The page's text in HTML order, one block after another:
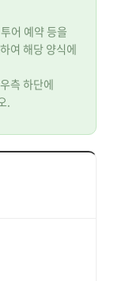
어 예약 등을
여 해당 양식에
측 하단에
.